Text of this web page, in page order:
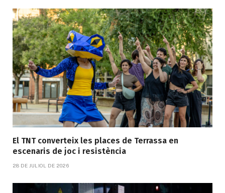
El TNT converteix les places de Terrassa en
escenaris de joc i resistència
28 DE JULIOL DE 2026